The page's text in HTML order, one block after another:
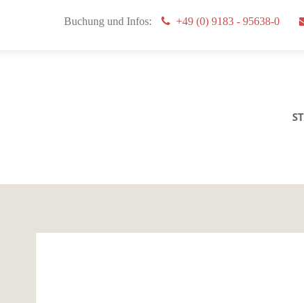
Buchung und Infos: +49 (0) 9183 - 95638-0